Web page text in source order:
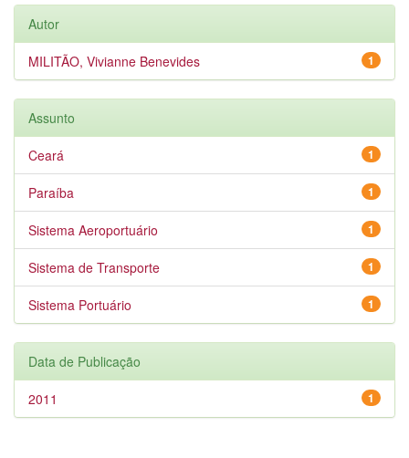
Autor
1
MILITÃO, Vivianne Benevides
Assunto
1
Ceará
1
Paraíba
1
Sistema Aeroportuário
1
Sistema de Transporte
1
Sistema Portuário
Data de Publicação
1
2011